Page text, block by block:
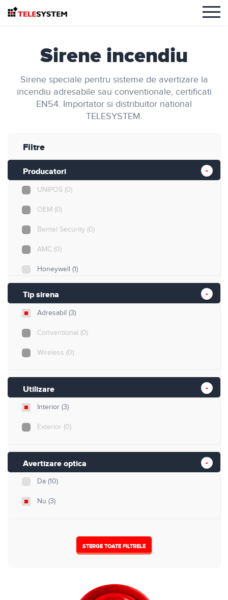
Sirene incendiu
Sirene speciale pentru sisteme de avertizare la
incendiu adresabile sau conventionale, certificati
EN54. Importator si distribuitor national
TELESYSTEM.
Filtre
Producatori
UNIPOS (0)
OEM (0)
Bentel Security (0)
AMC (0)
Honeywell (1)
TELETEK (1)
Tip sirena
Adresabil (3)
Conventional (0)
Wireless (0)
Utilizare
Interior (3)
Exterior (0)
Avertizare optica
Da (10)
Nu (3)
STERGE TOATE FILTRELE